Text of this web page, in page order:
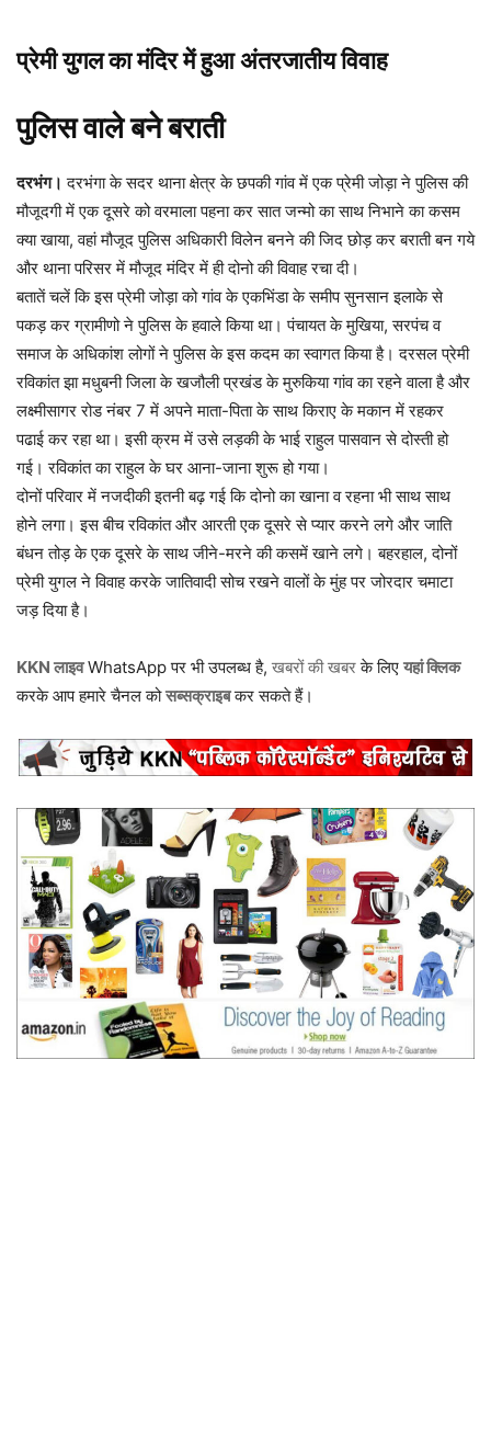
प्रेमी युगल का मंदिर में हुआ अंतरजातीय विवाह
पुलिस वाले बने बराती
दरभंग। दरभंगा के सदर थाना क्षेत्र के छपकी गांव में एक प्रेमी जोड़ा ने पुलिस की
मौजूदगी में एक दूसरे को वरमाला पहना कर सात जन्मो का साथ निभाने का कसम
क्या खाया, वहां मौजूद पुलिस अधिकारी विलेन बनने की जिद छोड़ कर बराती बन गये
और थाना परिसर में मौजूद मंदिर में ही दोनो की विवाह रचा दी।
बतातें चलें कि इस प्रेमी जोड़ा को गांव के एकभिंडा के समीप सुनसान इलाके से
पकड़ कर ग्रामीणो ने पुलिस के हवाले किया था। पंचायत के मुखिया, सरपंच व
समाज के अधिकांश लोगों ने पुलिस के इस कदम का स्वागत किया है। दरसल प्रेमी
रविकांत झा मधुबनी जिला के खजौली प्रखंड के मुरुकिया गांव का रहने वाला है और
लक्ष्मीसागर रोड नंबर 7 में अपने माता-पिता के साथ किराए के मकान में रहकर
पढाई कर रहा था। इसी क्रम में उसे लड़की के भाई राहुल पासवान से दोस्ती हो
गई। रविकांत का राहुल के घर आना-जाना शुरू हो गया।
दोनों परिवार में नजदीकी इतनी बढ़ गई कि दोनो का खाना व रहना भी साथ साथ
होने लगा। इस बीच रविकांत और आरती एक दूसरे से प्यार करने लगे और जाति
बंधन तोड़ के एक दूसरे के साथ जीने-मरने की कसमें खाने लगे। बहरहाल, दोनों
प्रेमी युगल ने विवाह करके जातिवादी सोच रखने वालों के मुंह पर जोरदार चमाटा
जड़ दिया है।
KKN लाइवWhatsApp पर भी उपलब्ध है, खबरों की खबरके लिए यहां क्लिक
करके आप हमारे चैनल कोसब्सक्राइबकर सकते हैं।